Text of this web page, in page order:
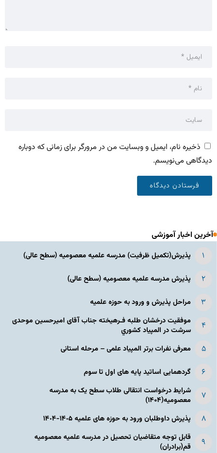
ذخیره نام، ایمیل و وبسایت من در مرورگر برای زمانی که دوباره
دیدگاهی می‌نویسم.
آخرین اخبار آموزشی
پذیرش(تکمیل ظرفیت) مدرسه علمیه معصومیه‌ (سطح عالی)
پذیرش مدرسه علمیه معصومیه‌ (سطح عالی)
مراحل پذیرش و ورود به حوزه علمیه
موفقیت درخشان طلبه فـرهیخته جناب آقای امیرحسین موحدی
سرشت در المپياد كشوري
معرفی نفرات برتر المپیاد علمی – مرحله استانی
گردهمایی اساتید پایه های اول تا سوم
شرایط درخواست انتقالی طلاب سطح یک به مدرسه
معصومیه(۱۴۰۴)
پذیرش داوطلبان ورود به حوزه های علمیه ١۴٠۵-١۴٠۴
قابل توجه متقاضیان تحصیل در مدرسه علمیه معصومیه
قم(برادران)